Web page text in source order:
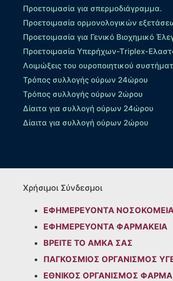
Προετοιμασία για σπερμοδιάγραμμα.
Προετοιμασία ορμονολογικών
Προετοιμασία για Γενικό Βιοχημικό
Προετοιμασία Υπερήχων-Τriplex-
Λοιμώξεις του ουροποιητικού
Τρόπος συλλογής ούρων 24ώρου
Τρόπος συλλογής ούρων 2ώρου
Δίαιτα για συλλογή ούρων 24ώρου
Δίαιτα για συλλογή ούρων 2ώρου
Χρήσιμοι Σύνδεσμοι
ΕΦΗΜΕΡΕΥΟΝΤΑ
ΕΦΗΜΕΡΕΥΟΝΤΑ ΦΑΡΜΑΚΕΙΑ
ΒΡΕΙΤΕ ΤΟ ΑΜΚΑ ΣΑΣ
ΠΑΓΚΟΣΜΙΟΣ ΟΡΓΑΝΙΣΜΟΣ
ΕΘΝΙΚΟΣ ΟΡΓΑΝΙΣΜΟΣ